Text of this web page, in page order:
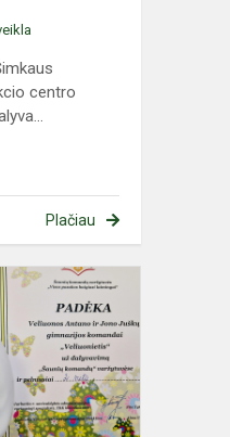
centro
Plačiau
varžytuvėse